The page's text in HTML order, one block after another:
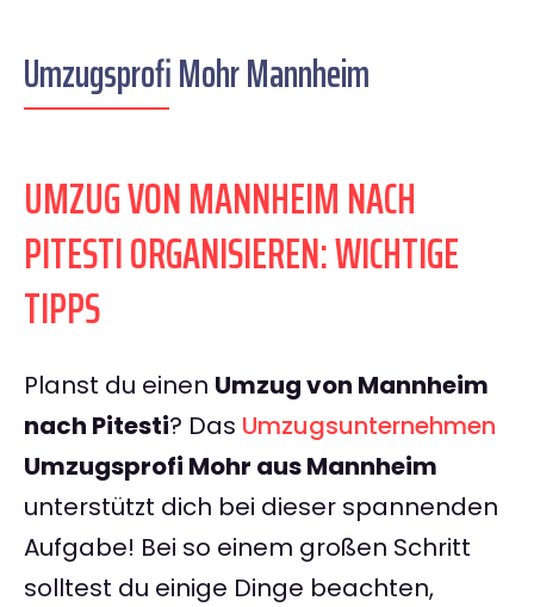
Umzugsprofi Mohr Mannheim
UMZUG VON MANNHEIM NACH
PITESTI ORGANISIEREN: WICHTIGE
TIPPS
Planst du einen Umzug von Mannheim
nach Pitesti? Das Umzugsunternehmen
Umzugsprofi Mohr aus Mannheim
unterstützt dich bei dieser spannenden
Aufgabe! Bei so einem großen Schritt
solltest du einige Dinge beachten,